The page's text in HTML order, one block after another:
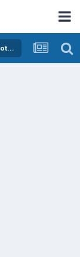
Concentraciones Nacionales, Quedadas, rodadas y otras crónicas del asfalto